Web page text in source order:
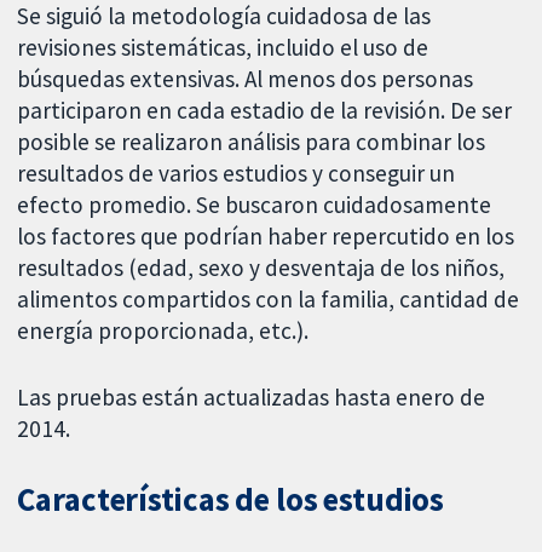
Se siguió la metodología cuidadosa de las
revisiones sistemáticas, incluido el uso de
búsquedas extensivas. Al menos dos personas
participaron en cada estadio de la revisión. De ser
posible se realizaron análisis para combinar los
resultados de varios estudios y conseguir un
efecto promedio. Se buscaron cuidadosamente
los factores que podrían haber repercutido en los
resultados (edad, sexo y desventaja de los niños,
alimentos compartidos con la familia, cantidad de
energía proporcionada, etc.).
Las pruebas están actualizadas hasta enero de
2014.
Características de los estudios